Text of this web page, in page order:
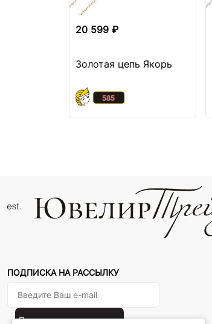
20 599 ₽
Золотая цепь Якорь
ПОДПИСКА НА РАССЫЛКУ
Подписаться на новости